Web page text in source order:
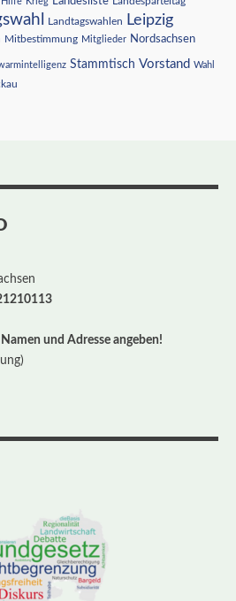
Landtagswahlen Leipzig
Mitbestimmung Mitglieder Nordsachsen
Stammtisch Vorstand Wahl
und Adresse angeben!